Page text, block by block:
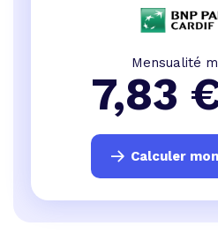
Mensualité
7,83
Calculer